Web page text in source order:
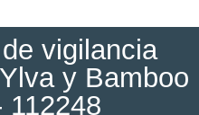
vigilancia
y Bamboo
112248